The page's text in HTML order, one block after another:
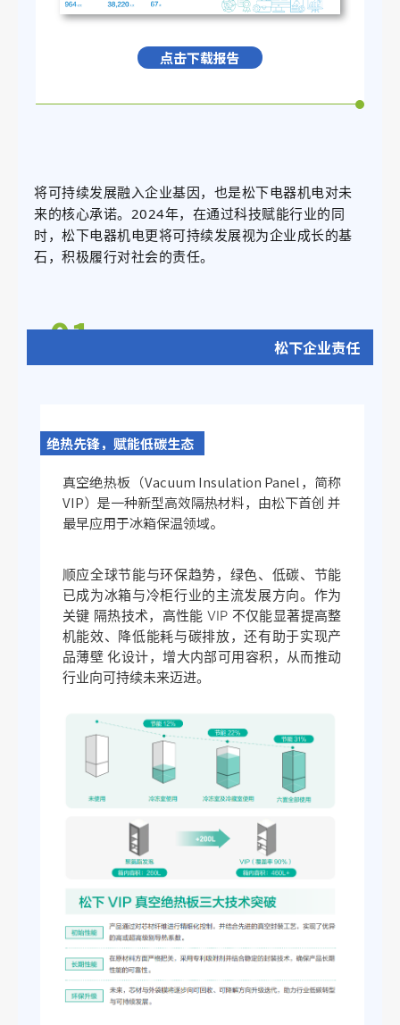
点击下载报告
将可持续发展融入企业基因，也是松下电器机电对未
来的核心承诺。2024年， 在通过科技赋能行业的同
时，松下电器机电更将可持续发展视为企业成长的基
石，积极履行对社会的责任。
01 松下企业责任
绝热先锋，赋能低碳生态
真空绝热板（Vacuum Insulation Panel，简称
VIP）是一种新型高效隔热材料，由松下首创 并
最早应用于冰箱保温领域。
顺应全球节能与环保趋势，绿色、低碳、节能
已成为冰箱与冷柜行业的主流发展方向。作为
关键 隔热技术，高性能 VIP 不仅能显著提高整
机能效、降低能耗与碳排放，还有助于实现产
品薄壁 化设计，增大内部可用容积，从而推动
行业向可持续未来迈进。